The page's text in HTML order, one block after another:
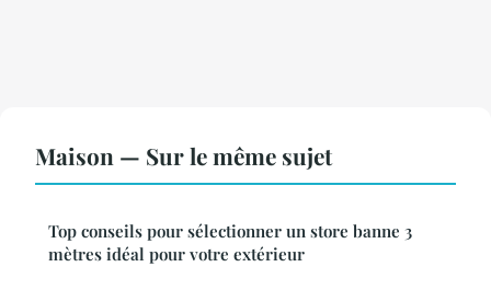
Maison — Sur le même sujet
Top conseils pour sélectionner un store banne 3
mètres idéal pour votre extérieur